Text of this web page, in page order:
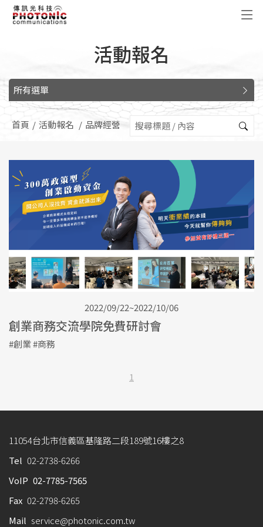
活動報名
所有選單
首頁 活動報名 品牌經營
2022/09/22~2022/10/06
創業商務交流學院免費研討會
#創業 #商務
1
11054台北市信義區基隆路二段189號16樓之8
Tel 02-2738-6266
VoIP 02-7785-7565
Fax 02-2798-6265
Mail service@photonic.com.tw